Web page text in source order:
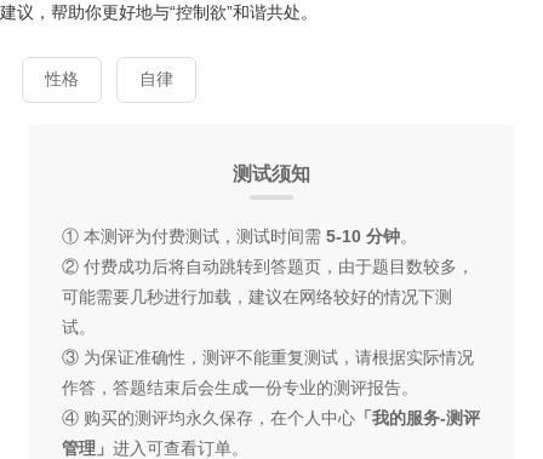
建议，帮助你更好地与“控制欲”和谐共处。
性格 自律
测试须知
① 本测评为付费测试，测试时间需 5-10 分钟。
② 付费成功后将自动跳转到答题页，由于题目数较多，
可能需要几秒进行加载，建议在网络较好的情况下测
试。
③ 为保证准确性，测评不能重复测试，请根据实际情况
作答，答题结束后会生成一份专业的测评报告。
④ 购买的测评均永久保存，在个人中心「我的服务-测评
管理」 进入可查看订单。